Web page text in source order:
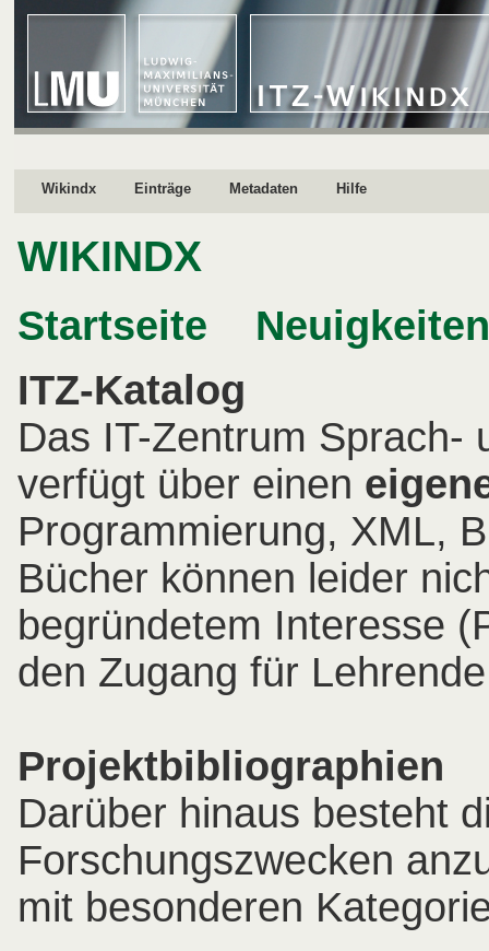
Wikindx Einträge Metadaten Hilfe
WIKINDX
Startseite
Neuigkeiten
ITZ-Katalog
Das IT-Zentrum Sprach-
verfügt über einen
Programmierung, XML,
Bücher können leider
begründetem Interesse
den Zugang für
Projektbibliographien
Darüber hinaus besteht
Forschungszwecken
mit besonderen